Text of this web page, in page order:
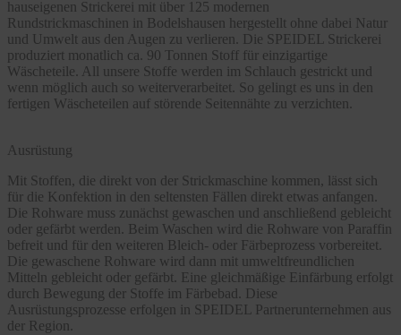
hauseigenen Strickerei mit über 125 modernen
Rundstrickmaschinen in Bodelshausen hergestellt ohne dabei Natur
und Umwelt aus den Augen zu verlieren. Die SPEIDEL Strickerei
produziert monatlich ca. 90 Tonnen Stoff für einzigartige
Wäscheteile. All unsere Stoffe werden im Schlauch gestrickt und
wenn möglich auch so weiterverarbeitet. So gelingt es uns in den
fertigen Wäscheteilen auf störende Seitennähte zu verzichten.
Ausrüstung
Mit Stoffen, die direkt von der Strickmaschine kommen, lässt sich
für die Konfektion in den seltensten Fällen direkt etwas anfangen.
Die Rohware muss zunächst gewaschen und anschließend gebleicht
oder gefärbt werden. Beim Waschen wird die Rohware von Paraffin
befreit und für den weiteren Bleich- oder Färbeprozess vorbereitet.
Die gewaschene Rohware wird dann mit umweltfreundlichen
Mitteln gebleicht oder gefärbt. Eine gleichmäßige Einfärbung erfolgt
durch Bewegung der Stoffe im Färbebad. Diese
Ausrüstungsprozesse erfolgen in SPEIDEL Partnerunternehmen aus
der Region.